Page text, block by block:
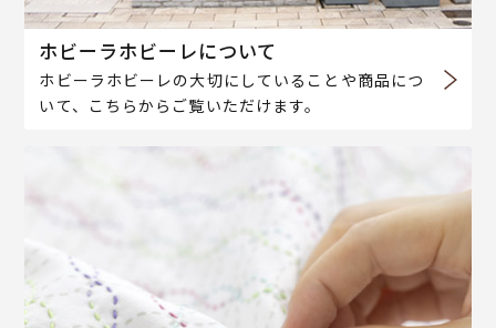
ホビーラホビーレについて
ホビーラホビーレの大切にしていることや商品につ
いて、こちらからご覧いただけます。